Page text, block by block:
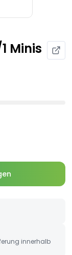
Minis
innerhalb